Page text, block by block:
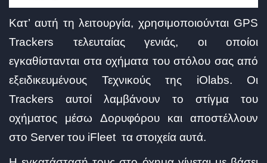
Κατ’ αυτή τη λειτουργία, χρησιμοποιούνται GPS
Trackers τελευταίας γενιάς, οι οποίοι
εγκαθίστανται στα οχήματα του στόλου σας από
εξειδικευμένους Τεχνικούς της iOlabs. Οι
Trackers αυτοί λαμβάνουν το στίγμα του
οχήματος μέσω Δορυφόρου και αποστέλλουν
στο Server του iFleet τα στοιχεία αυτά.